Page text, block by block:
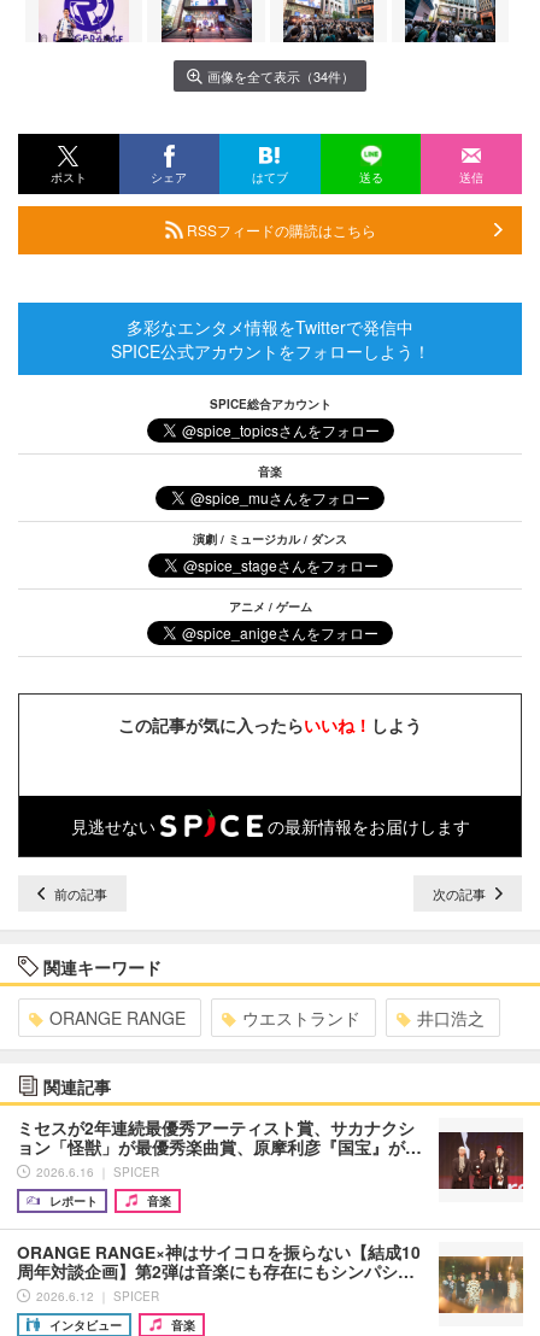
画像を全て表示（34件）
ポスト シェア はてブ 送る 送信
RSSフィードの購読はこちら
多彩なエンタメ情報をTwitterで発信中
SPICE公式アカウントをフォローしよう！
SPICE総合アカウント
音楽
演劇 / ミュージカル / ダンス
アニメ / ゲーム
この記事が気に入ったらいいね！ しよう
見逃せない の最新情報をお届けします
前の記事 次の記事
関連キーワード
ORANGE RANGE ウエストランド 井口浩之
関連記事
ミセスが2年連続最優秀アーティスト賞、サカナクシ
ョン「怪獣」が最優秀楽曲賞、原摩利彦『国宝』が…
2026.6.16 ｜ SPICER
レポート
音楽
ORANGE RANGE×神はサイコロを振らない【結成10
周年対談企画】第2弾は音楽にも存在にもシンパシ…
2026.6.12 ｜ SPICER
インタビュー
音楽